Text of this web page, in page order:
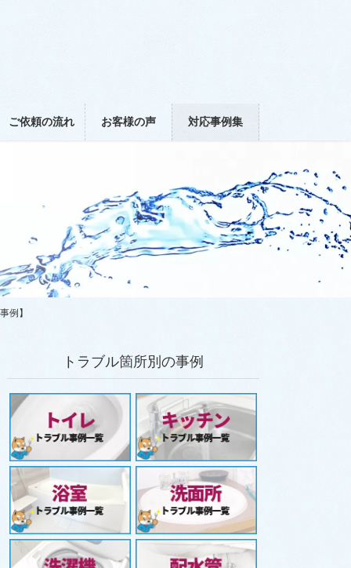
ご依頼の流れ お客様の声 対応事例集
例】
トラブル箇所別の事例